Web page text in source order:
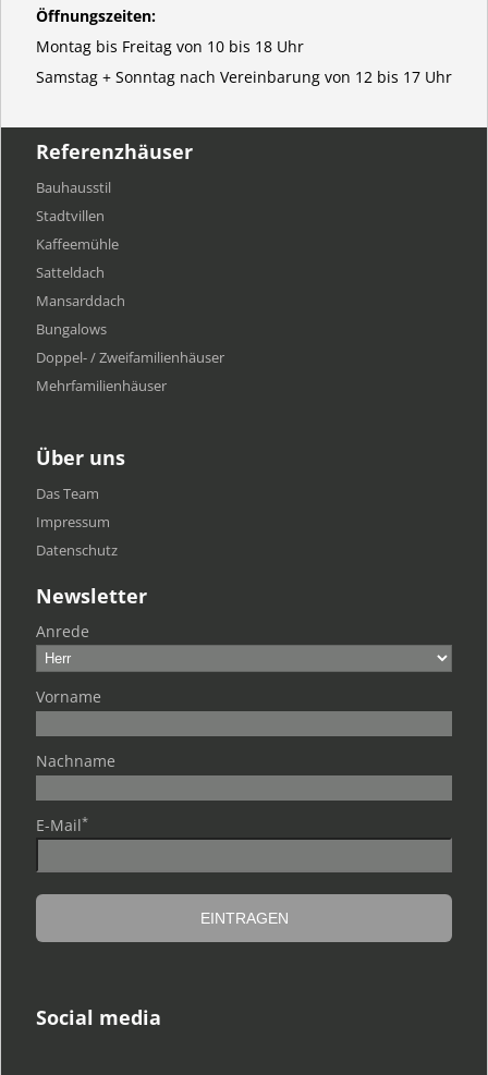
Öffnungszeiten:
Montag bis Freitag von 10 bis 18 Uhr
Samstag + Sonntag nach Vereinbarung von 12 bis 17 Uhr
Referenzhäuser
Bauhausstil
Stadtvillen
Kaffeemühle
Satteldach
Mansarddach
Bungalows
Doppel- / Zweifamilienhäuser
Mehrfamilien​häuser
Über uns
Das Team
Impressum
Datenschutz
Newsletter
Anrede
Vorname
Nachname
E-Mail*
Social media